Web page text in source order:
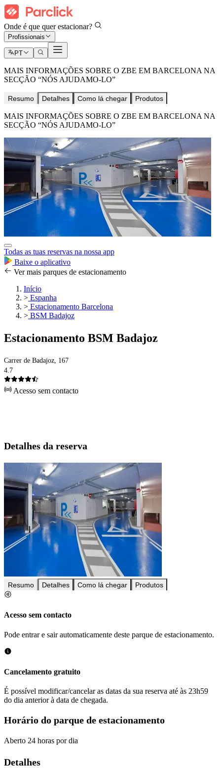
Onde é que quer estacionar?
Profissionais
PT
MAIS INFORMAÇÕES SOBRE O ZBE EM BARCELONA NA
SECÇÃO “NÓS AJUDAMO-LO”
Resumo Detalhes Como lá chegar Produtos
MAIS INFORMAÇÕES SOBRE O ZBE EM BARCELONA NA
SECÇÃO “NÓS AJUDAMO-LO”
Todas as tuas reservas na nossa app
Baixe o aplicativo
Ver mais parques de estacionamento
Início
> Espanha
> Estacionamento Barcelona
> BSM Badajoz
Estacionamento BSM Badajoz
Carrer de Badajoz, 167
4.7
Acesso sem contacto
Detalhes da reserva
Resumo Detalhes Como lá chegar Produtos
Acesso sem contacto
Pode entrar e sair automaticamente deste parque de estacionamento.
Cancelamento gratuito
É possível modificar/cancelar as datas da sua reserva até às 23h59
do dia anterior à data de chegada.
Horário do parque de estacionamento
Aberto 24 horas por dia
Detalhes